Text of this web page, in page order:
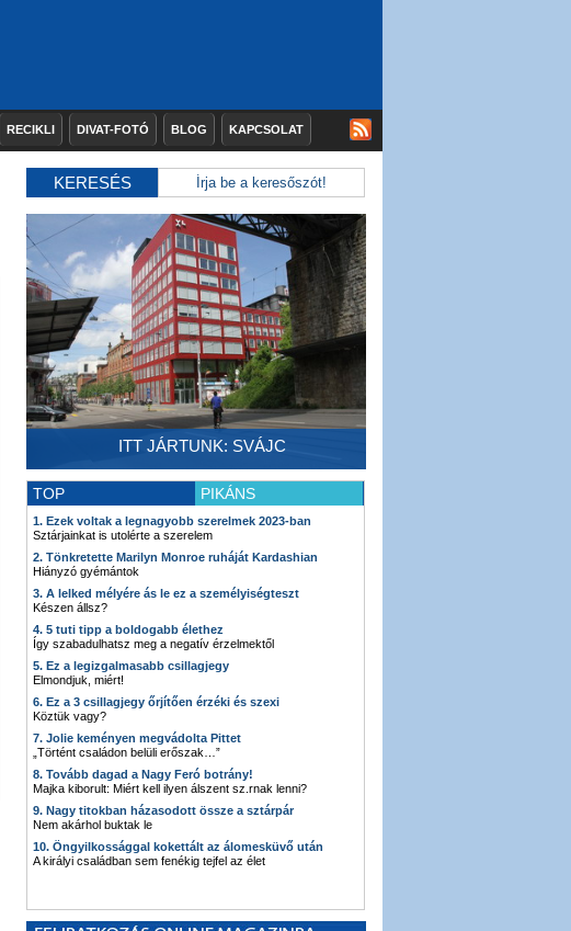
RECIKLI DIVAT-FOTÓ BLOG KAPCSOLAT
KERESÉS
ITT JÁRTUNK: SVÁJC
TOP PIKÁNS
1. Ezek voltak a legnagyobb szerelmek 2023-ban
Sztárjainkat is utolérte a szerelem
2. Tönkretette Marilyn Monroe ruháját Kardashian
Hiányzó gyémántok
3. A lelked mélyére ás le ez a személyiségteszt
Készen állsz?
4. 5 tuti tipp a boldogabb élethez
Így szabadulhatsz meg a negatív érzelmektől
5. Ez a legizgalmasabb csillagjegy
Elmondjuk, miért!
6. Ez a 3 csillagjegy őrjítően érzéki és szexi
Köztük vagy?
7. Jolie keményen megvádolta Pittet
„Történt családon belüli erőszak…”
8. Tovább dagad a Nagy Feró botrány!
Majka kiborult: Miért kell ilyen álszent sz.rnak lenni?
9. Nagy titokban házasodott össze a sztárpár
Nem akárhol buktak le
10. Öngyilkossággal kokettált az álomesküvő után
A királyi családban sem fenékig tejfel az élet